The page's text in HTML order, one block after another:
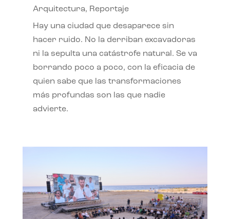
Arquitectura, Reportaje
Hay una ciudad que desaparece sin
hacer ruido. No la derriban excavadoras
ni la sepulta una catástrofe natural. Se va
borrando poco a poco, con la eficacia de
quien sabe que las transformaciones
más profundas son las que nadie
advierte.